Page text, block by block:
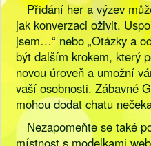
Přidání her a výzev
jak konverzaci oživit.
jsem…“ nebo „Otázky a
být dalším krokem, který
novou úroveň a umožní
vaší osobnosti. Zábavné
mohou dodat chatu
Nezapomeňte se také
místnost s modelkami